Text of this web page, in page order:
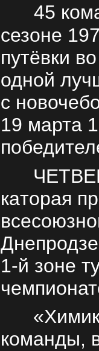
45
сезоне
путёвки
одной
с
19 марта
каторая
1-й зоне
«Химик»
команды,